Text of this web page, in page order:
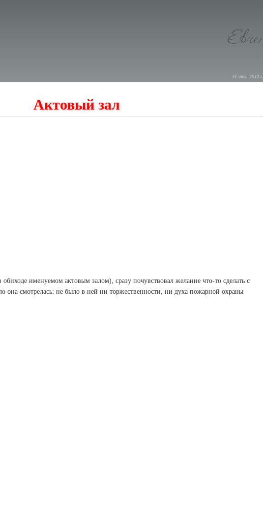
31 июл. 2012 г.
Актовый зал
именуемом актовым залом), сразу почувствовал желание что-то сделать с
она смотрелась: не было в ней ни торжественности, ни духа пожарной охраны